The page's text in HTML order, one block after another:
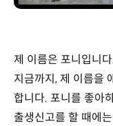
제 이름은 포니입니
지금까지, 제 이름을
합니다. 포니를 좋아
출생신고를 할 때에